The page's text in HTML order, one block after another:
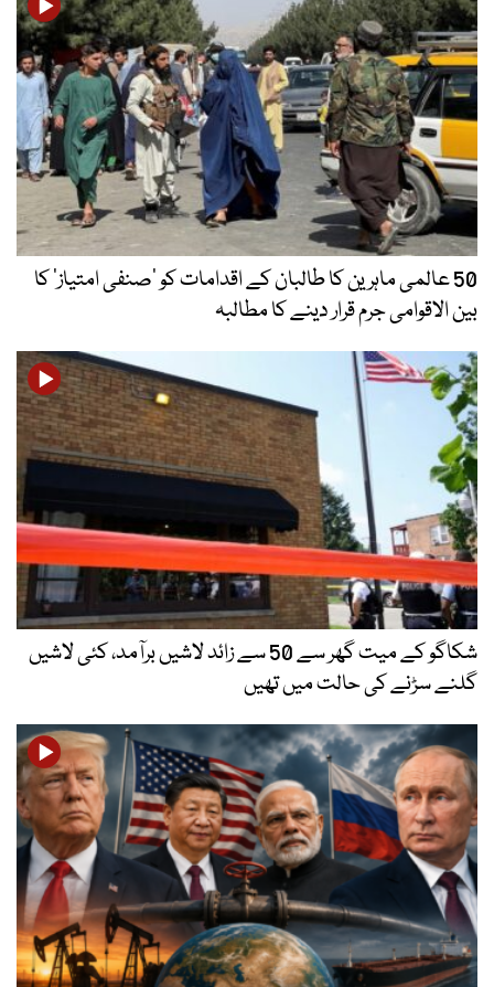
50 عالمی ماہرین کا طالبان کے اقدامات کو ’صنفی امتیاز‘ کا
بین الاقوامی جرم قرار دینے کا مطالبہ
شکاگو کے میت گھر سے 50 سے زائد لاشیں برآمد، کئی لاشیں
گلنے سڑنے کی حالت میں تھیں